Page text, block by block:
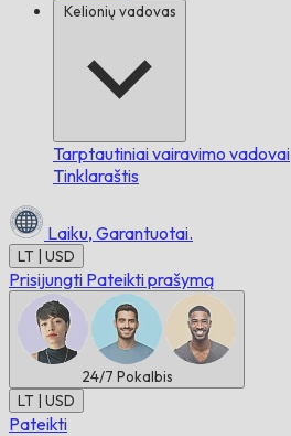
Kelionių vadovas
Tarptautiniai vairavimo vadovai
Tinklaraštis
Laiku, Garantuotai.
LT | USD
Prisijungti Pateikti prašymą
24/7 Pokalbis
LT | USD
Pateikti